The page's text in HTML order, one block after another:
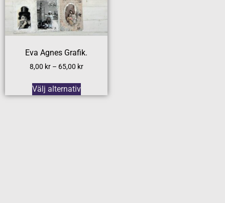
Eva Agnes Grafik.
8,00 kr – 65,00 kr
Välj alternativ